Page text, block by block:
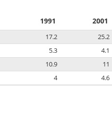
1991 2001
17.2 25.2
5.3 4.1
10.9 11
4 4.6